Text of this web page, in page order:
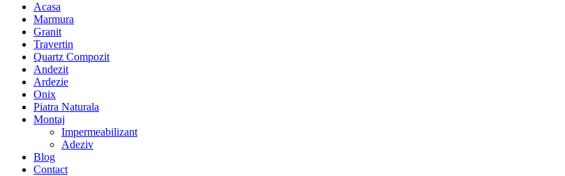
Acasa
Marmura
Granit
Travertin
Quartz Compozit
Andezit
Ardezie
Onix
Piatra Naturala
Montaj
Impermeabilizant
Adeziv
Blog
Contact